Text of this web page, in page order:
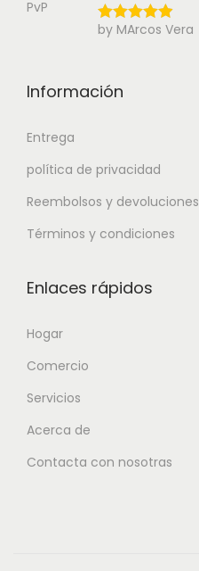
by MArcos Vera
Información
Entrega
política de privacidad
Reembolsos y devoluciones
Términos y condiciones
Enlaces rápidos
Hogar
Comercio
Servicios
Acerca de
Contacta con nosotras